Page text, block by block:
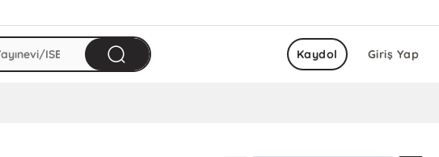
Giriş Yap
Kaydol